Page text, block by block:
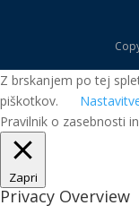
Z brskanjem po tej
piškotkov.
Pravilnik o zasebnosti
Zapri
Privacy Overview